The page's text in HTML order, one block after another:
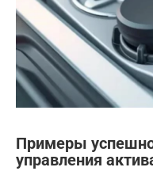
Примеры
управления